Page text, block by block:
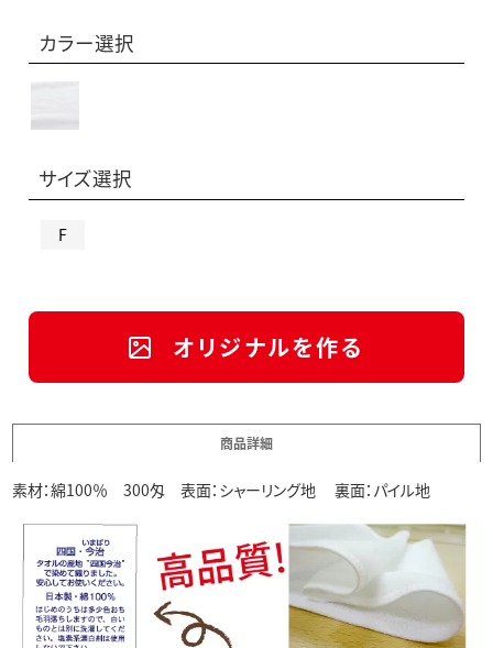
カラー選択
サイズ選択
F
オリジナルを作る
商品詳細
素材：綿100％ 300匁 表面：シャーリング地 裏面：パイル地